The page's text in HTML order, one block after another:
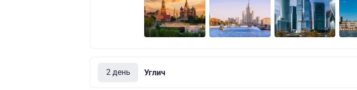
2 день Углич